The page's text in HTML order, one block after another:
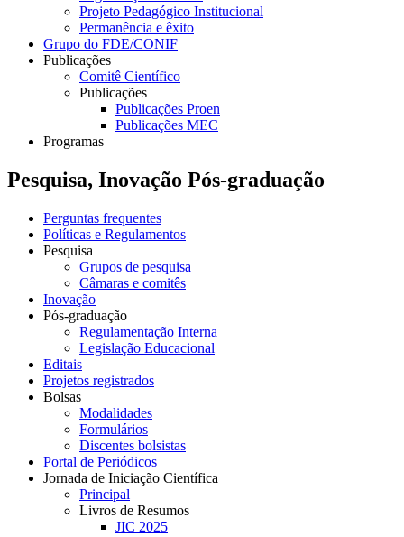
Projeto Pedagógico Institucional
Permanência e êxito
Grupo do FDE/CONIF
Publicações
Comitê Científico
Publicações
Publicações Proen
Publicações MEC
Programas
Pesquisa, Inovação Pós-graduação
Perguntas frequentes
Políticas e Regulamentos
Pesquisa
Grupos de pesquisa
Câmaras e comitês
Inovação
Pós-graduação
Regulamentação Interna
Legislação Educacional
Editais
Projetos registrados
Bolsas
Modalidades
Formulários
Discentes bolsistas
Portal de Periódicos
Jornada de Iniciação Científica
Principal
Livros de Resumos
JIC 2025